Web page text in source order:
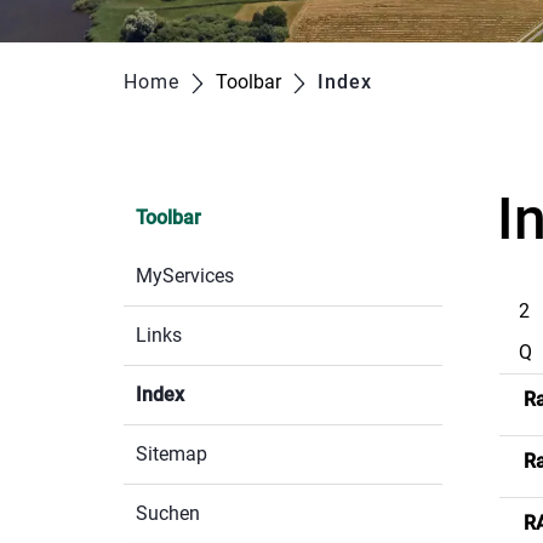
Home Toolbar Index
Toolbar
MyServices
Links
Index(ausgewählt)
Sitemap
Suchen
2
Q